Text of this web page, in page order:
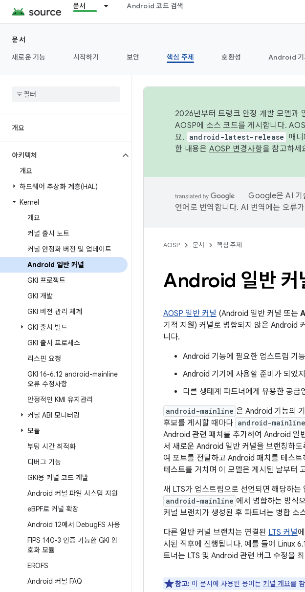
문서 Android 코드 검색
문서
새로운 기능
시작하기 보안 핵심 주제 호환성 Android 기
개요
아키텍처
개요
하드웨어 추상화 계층(HAL)
Kernel
개요
커널 출시 노트
커널 안정화 버전 및 업데이트
Android 일반 커널
GKI 프로젝트
GKI 개발
GKI 버전 관리 체계
GKI 출시 빌드
GKI 출시 프로세스
리스핀 요청
GKI 16-6.12 android-mainline
오류 수정사항
안정적인 KMI 유지관리
커널 ABI 모니터링
모듈
부팅 시간 최적화
디버그 기능
GKI용 커널 코드 개발
Android 커널 파일 시스템 지원
eBPF로 커널 확장
Android 12에서 DebugFS 사용
FIPS 140-3 인증 가능한 GKI 암
호화 모듈
EROFS
Android 커널 FAQ
2026년부터 트렁크 안정 개발 모델과
AOSP에 소스 코드를 게시합니다.
요.
android-latest-release
매
한 내용은 AOSP 변경사항을 참고하세
Google은 AI 기
언어로 번역합니다. AI 번역에는 오류
AOSP 문서 핵심 주제
Android 일반 커
AOSP 일반 커널 (Android 일반 커널 또는
기적 지원) 커널로 병합되지 않은 Android
니다.
Android 기능에 필요한 업스트림 기
Android 기기에 사용할 준비가 되었
다른 생태계 파트너에게 유용한 공급
android-mainline 은 Android 기능의
후보를 게시할 때마다 android-mainline
Android 관련 패치를 추가하여 Android 일
서 새로운 Android 일반 커널을 브랜칭하
여 포트를 전달하고 Android 패치를 테스
테스트를 거치며 이 모델은 게시된 날부터
새 LTS가 업스트림으로 선언되면 해당하는
android-mainline 에서 병합하는 방식
커널 브랜치가 생성된 후 파트너는 병합 소
다른 일반 커널 브랜치는 연결된 LTS 커널
시된 직후에 진행됩니다. 예를 들어 Linux
트너는 LTS 및 Android 관련 버그 수정을
참고: 이 문서에 사용된 용어는 커널 개요를